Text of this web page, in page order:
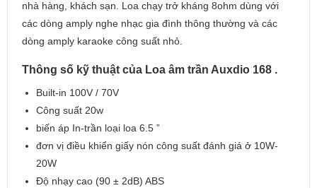
nhà hàng, khách sạn. Loa chạy trở kháng 8ohm dùng với
các dòng amply nghe nhạc gia đình thông thường và các
dòng amply karaoke công suất nhỏ.
Thông số kỹ thuật của Loa âm trần Auxdio 168 .
Built-in 100V / 70V
Công suất 20w
biến áp In-trần loại loa 6.5 ”
đơn vị điều khiển giấy nón công suất đánh giá ở 10W-
20W
Độ nhạy cao (90 ± 2dB) ABS